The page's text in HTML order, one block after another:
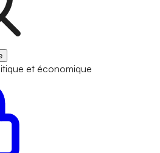
et économique